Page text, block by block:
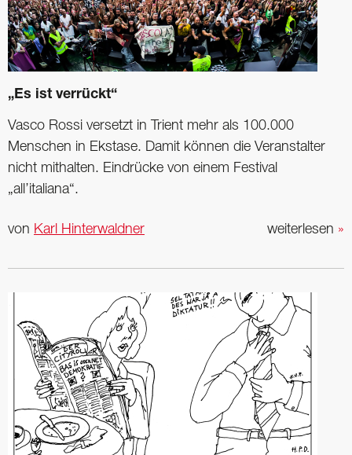
„Es ist verrückt“
Vasco Rossi versetzt in Trient mehr als 100.000
Menschen in Ekstase. Damit können die Veranstalter
nicht mithalten. Eindrücke von einem Festival
„all’italiana“.
weiterlesen »
von Karl Hinterwaldner